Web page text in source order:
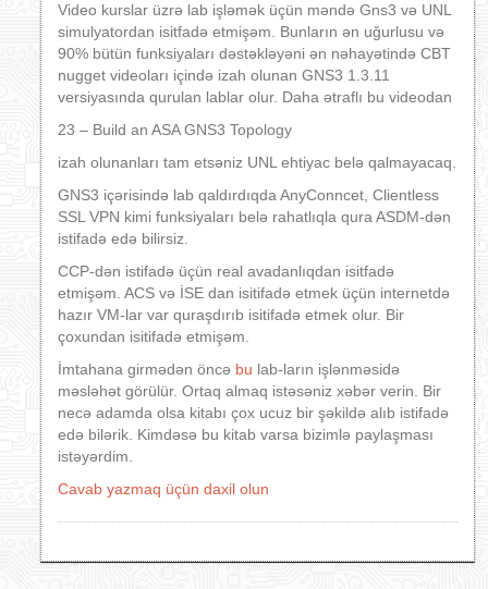
Video kurslar üzrə lab işləmək üçün məndə Gns3 və UNL
simulyatordan isitfadə etmişəm. Bunların ən uğurlusu və
90% bütün funksiyaları dəstəkləyəni ən nəhayətində CBT
nugget videoları içində izah olunan GNS3 1.3.11
versiyasında qurulan lablar olur. Daha ətraflı bu videodan
23 – Build an ASA GNS3 Topology
izah olunanları tam etsəniz UNL ehtiyac belə qalmayacaq.
GNS3 içərisində lab qaldırdıqda AnyConncet, Clientless
SSL VPN kimi funksiyaları belə rahatlıqla qura ASDM-dən
istifadə edə bilirsiz.
CCP-dən istifadə üçün real avadanlıqdan isitfadə
etmişəm. ACS və İSE dan isitifadə etmek üçün internetdə
hazır VM-lar var quraşdırıb isitifadə etmek olur. Bir
çoxundan isitifadə etmişəm.
İmtahana girmədən öncə bu lab-ların işlənməsidə
məsləhət görülür. Ortaq almaq istəsəniz xəbər verin. Bir
necə adamda olsa kitabı çox ucuz bir şəkildə alıb istifadə
edə bilərik. Kimdəsə bu kitab varsa bizimlə paylaşması
istəyərdim.
Cavab yazmaq üçün daxil olun